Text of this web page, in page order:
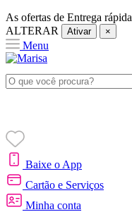
As ofertas de Entrega rápida
ALTERAR
Ativar ×
Menu
Baixe o App
Cartão e Serviços
Minha conta